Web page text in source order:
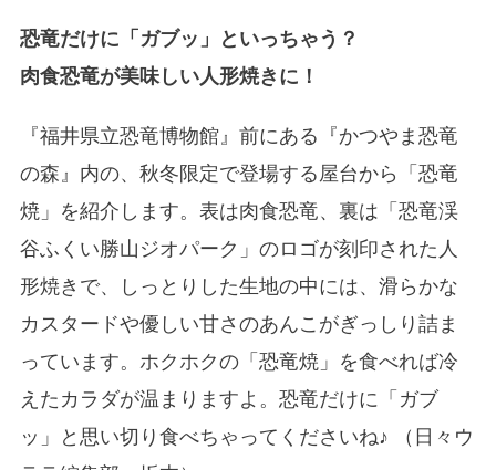
恐竜だけに「ガブッ」といっちゃう？
肉食恐竜が美味しい人形焼きに！
『福井県立恐竜博物館』前にある『かつやま恐竜
の森』内の、秋冬限定で登場する屋台から「恐竜
焼」を紹介します。表は肉食恐竜、裏は「恐竜渓
谷ふくい勝山ジオパーク」のロゴが刻印された人
形焼きで、しっとりした生地の中には、滑らかな
カスタードや優しい甘さのあんこがぎっしり詰ま
っています。ホクホクの「恐竜焼」を食べれば冷
えたカラダが温まりますよ。恐竜だけに「ガブ
ッ」と思い切り食べちゃってくださいね♪ （日々ウ